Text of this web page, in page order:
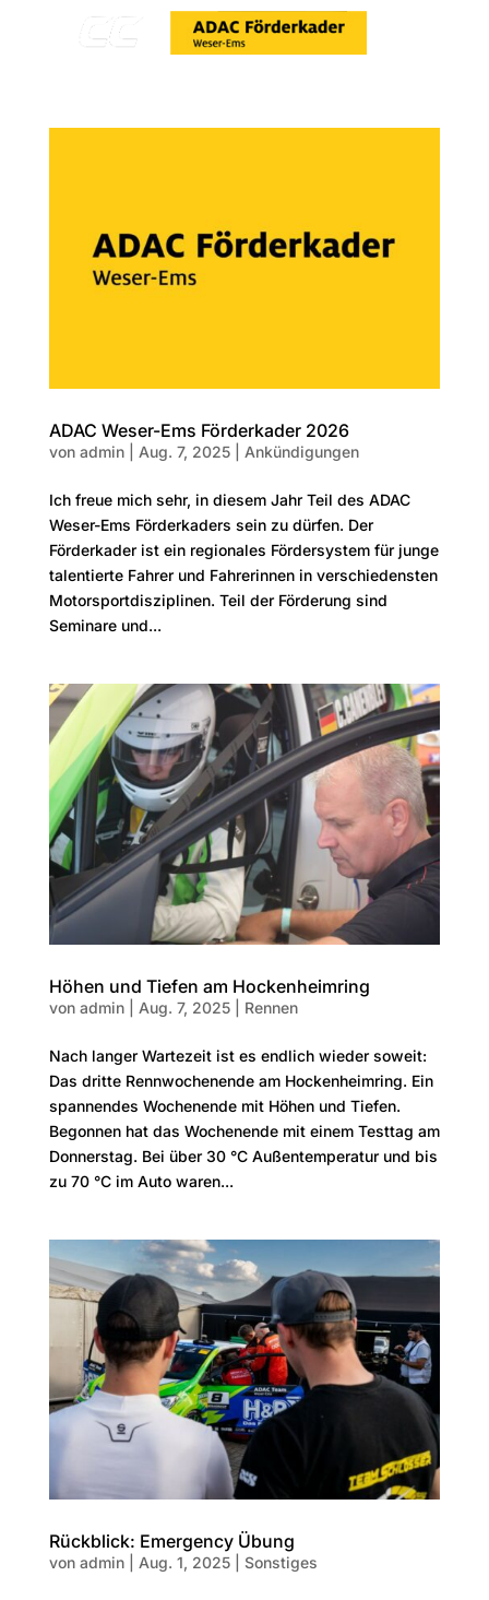
ADAC Weser-Ems Förderkader 2026
von admin| Aug. 7, 2025| Ankündigungen
Ich freue mich sehr, in diesem Jahr Teil des ADAC
Weser-Ems Förderkaders sein zu dürfen. Der
Förderkader ist ein regionales Fördersystem für junge
talentierte Fahrer und Fahrerinnen in verschiedensten
Motorsportdisziplinen. Teil der Förderung sind
Seminare und...
Höhen und Tiefen am Hockenheimring
von admin| Aug. 7, 2025| Rennen
Nach langer Wartezeit ist es endlich wieder soweit:
Das dritte Rennwochenende am Hockenheimring. Ein
spannendes Wochenende mit Höhen und Tiefen.
Begonnen hat das Wochenende mit einem Testtag am
Donnerstag. Bei über 30 °C Außentemperatur und bis
zu 70 °C im Auto waren...
Rückblick: Emergency Übung
von admin| Aug. 1, 2025| Sonstiges